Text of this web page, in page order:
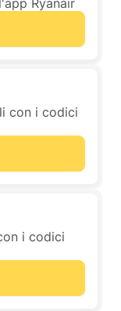
Ryanair
con i codici
i codici